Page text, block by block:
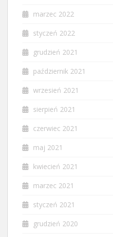
marzec 2022
styczeń 2022
grudzień 2021
październik 2021
wrzesień 2021
sierpień 2021
czerwiec 2021
maj 2021
kwiecień 2021
marzec 2021
styczeń 2021
grudzień 2020